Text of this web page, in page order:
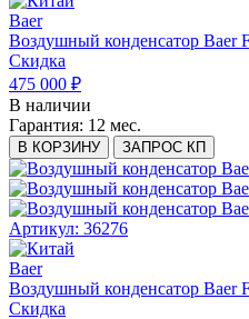
Baer
Воздушный конденсатор Baer
Скидка
475 000 ₽
В наличии
Гарантия: 12 мес.
В КОРЗИНУ ЗАПРОС КП
Артикул: 36276
Baer
Воздушный конденсатор Baer
Скидка